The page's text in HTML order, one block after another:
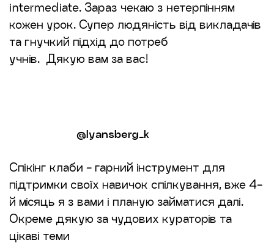
intermediate. Зараз чекаю з нетерпінням
кожен урок. Супер людяність від викладачів
та гнучкий підхід до потреб
учнів. Дякую вам за вас!
@lyansberg_k
Спікінг клаби - гарний інструмент для
підтримки своїх навичок спілкування, вже 4-
й місяць я з вами і планую займатися далі.
Окреме дякую за чудових кураторів та
цікаві теми